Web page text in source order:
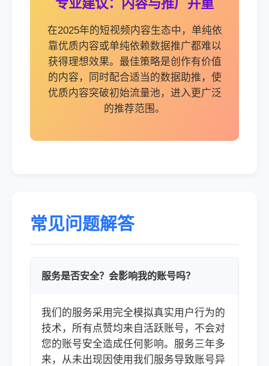
专业建议：内容与推广并重
在2025年的短视频内容生态中，单纯依
靠优质内容或单纯依赖数据推广都难以
获得理想效果。最佳策略是创作有价值
的内容，同时配合适当的数据助推，使
优质内容突破初始流量池，进入更广泛
的推荐范围。
常见问题解答
服务是否安全？会影响我的账号吗？
我们的服务采用完全模拟真实用户行为的
技术，所有点赞均来自活跃账号，不会对
您的账号安全造成任何影响。服务三年多
来，从未出现因使用我们服务导致账号异